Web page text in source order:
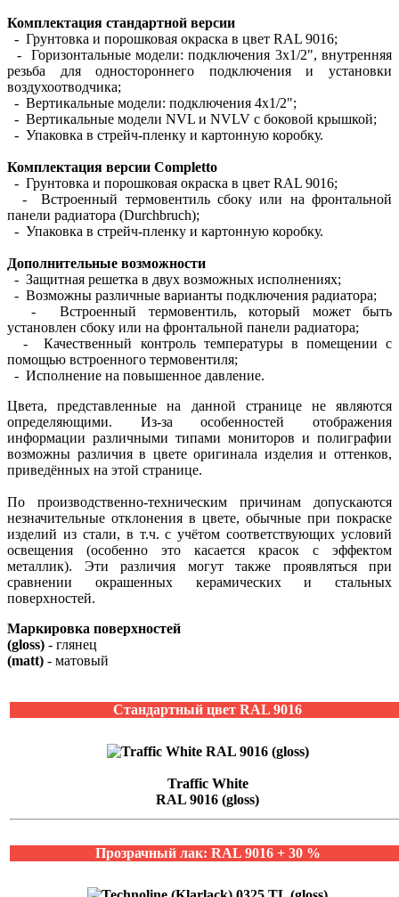
Комплектация стандартной версии
- Грунтовка и порошковая окраска в цвет RAL 9016;
- Горизонтальные модели: подключения 3х1/2", внутренняя
резьба для одностороннего подключения и установки
воздухоотводчика;
- Вертикальные модели: подключения 4х1/2";
- Вертикальные модели NVL и NVLV с боковой крышкой;
- Упаковка в стрейч-пленку и картонную коробку.
Комплектация версии Completto
- Грунтовка и порошковая окраска в цвет RAL 9016;
- Встроенный термовентиль сбоку или на фронтальной
панели радиатора (Durchbruch);
- Упаковка в стрейч-пленку и картонную коробку.
Дополнительные возможности
- Защитная решетка в двух возможных исполнениях;
- Возможны различные варианты подключения радиатора;
- Встроенный термовентиль, который может быть
установлен сбоку или на фронтальной панели радиатора;
- Качественный контроль температуры в помещении с
помощью встроенного термовентиля;
- Исполнение на повышенное давление.
Цвета, представленные на данной странице не являются
определяющими. Из-за особенностей отображения
информации различными типами мониторов и полиграфии
возможны различия в цвете оригинала изделия и оттенков,
приведённых на этой странице.
По производственно-техническим причинам допускаются
незначительные отклонения в цвете, обычные при покраске
изделий из стали, в т.ч. с учётом соответствующих условий
освещения (особенно это касается красок с эффектом
металлик). Эти различия могут также проявляться при
сравнении окрашенных керамических и стальных
поверхностей.
Маркировка поверхностей
(gloss) - глянец
(matt) - матовый
Стандартный цвет RAL 9016
Traffic White
RAL 9016 (gloss)
Прозрачный лак: RAL 9016 + 30 %